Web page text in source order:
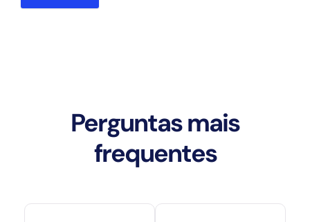
Perguntas mais
frequentes